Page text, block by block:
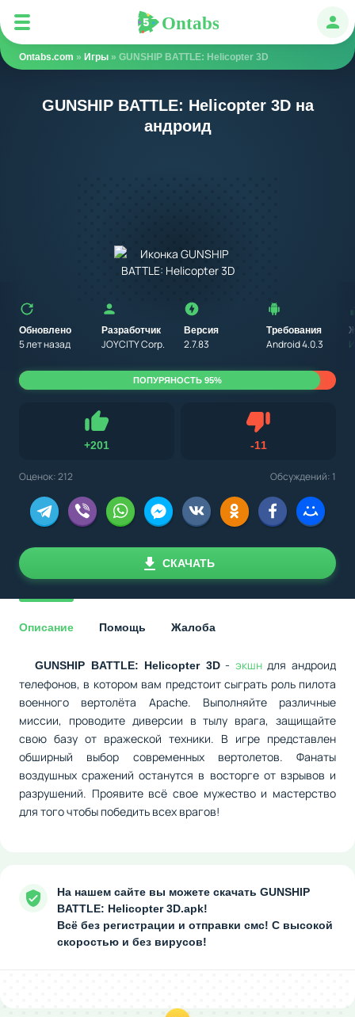
Ontabs
Ontabs.com » Игры » GUNSHIP BATTLE: Helicopter 3D
GUNSHIP BATTLE: Helicopter 3D на
андроид
Обновлено
5 лет назад
Разработчик
JOYCITY Corp.
Версия
2.7.83
Требования
Android 4.0.3
+201
Нравится
-11
Оценок:212 Обсуждений: 1
ПОПУРЯНОСТЬ 95%
СКАЧАТЬ
Описание Помощь Жалоба
GUNSHIP BATTLE: Helicopter 3D- экшндля андроид
телефонов, в котором вам предстоит сыграть роль пилота
военного вертолёта Apache. Выполняйте различные
миссии, проводите диверсии в тылу врага, защищайте
свою базу от вражеской техники. В игре представлен
обширный выбор современных вертолетов. Фанаты
воздушных сражений останутся в восторге от взрывов и
разрушений. Проявите всё свое мужество и мастерство
для того чтобы победить всех врагов!
На нашем сайте вы можете скачать GUNSHIP
BATTLE: Helicopter 3D.apk!
Всё без регистрации и отправки смс! С высокой
скоростью и без вирусов!